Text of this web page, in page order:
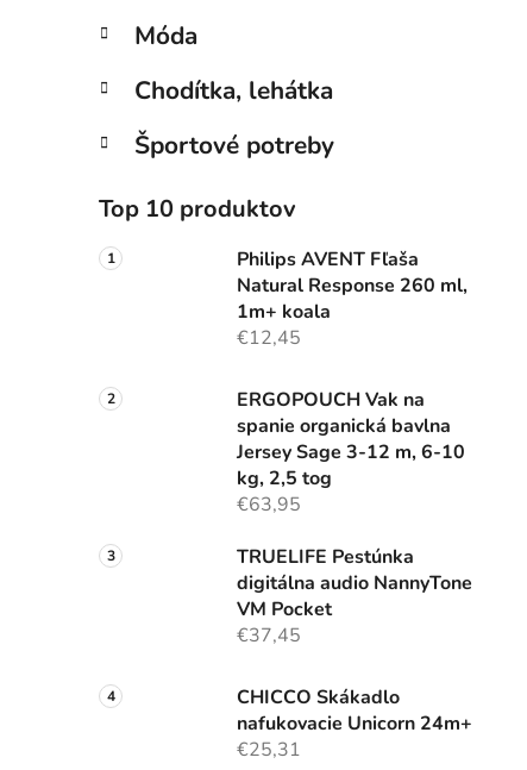
Móda
Chodítka, lehátka
Športové potreby
Top 10 produktov
Philips AVENT Fľaša
Natural Response 260 ml,
1m+ koala
€12,45
ERGOPOUCH Vak na
spanie organická bavlna
Jersey Sage 3-12 m, 6-10
kg, 2,5 tog
€63,95
TRUELIFE Pestúnka
digitálna audio NannyTone
VM Pocket
€37,45
CHICCO Skákadlo
nafukovacie Unicorn 24m+
€25,31